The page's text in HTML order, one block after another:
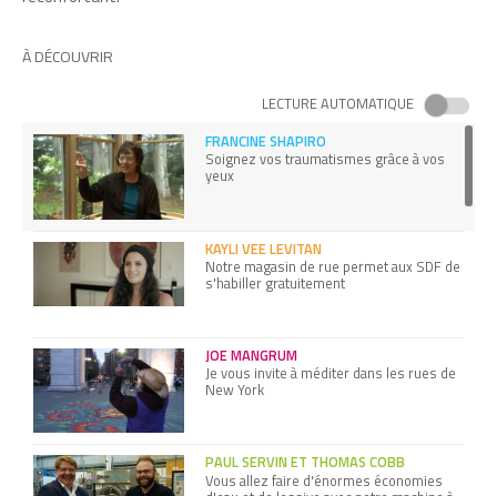
À DÉCOUVRIR
LECTURE AUTOMATIQUE
FRANCINE SHAPIRO
Soignez vos traumatismes grâce à vos
yeux
KAYLI VEE LEVITAN
Notre magasin de rue permet aux SDF de
s'habiller gratuitement
JOE MANGRUM
Je vous invite à méditer dans les rues de
New York
PAUL SERVIN ET THOMAS COBB
Vous allez faire d'énormes économies